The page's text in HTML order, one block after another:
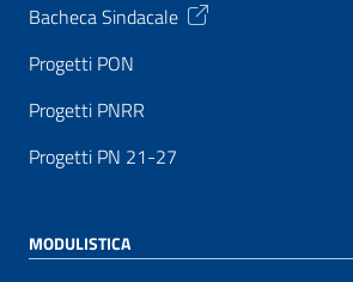
Bacheca Sindacale
Progetti PON
Progetti PNRR
Progetti PN 21-27
MODULISTICA